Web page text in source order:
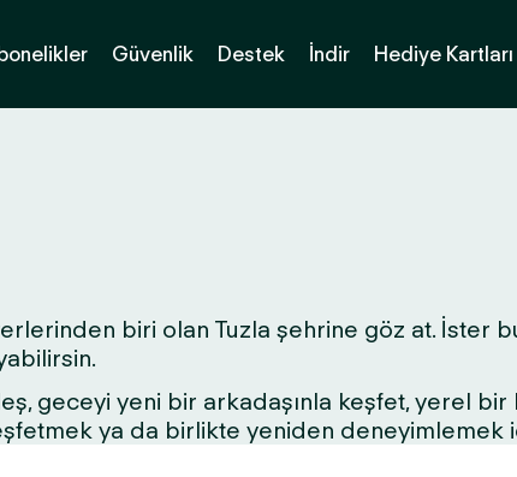
Güvenlik Destek İndir Hediye Kartları
biri olan Tuzla şehrine göz at. İster
geceyi yeni bir arkadaşınla keşfet, yerel
ya da birlikte yeniden deneyimlemek